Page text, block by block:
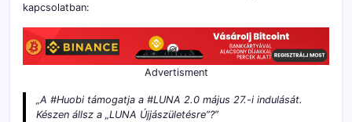
kapcsolatban:
Advertisment
„A #Huobi támogatja a #LUNA 2.0 május 27.-i indulását.
Készen állsz a „LUNA Újjászületésre”?”